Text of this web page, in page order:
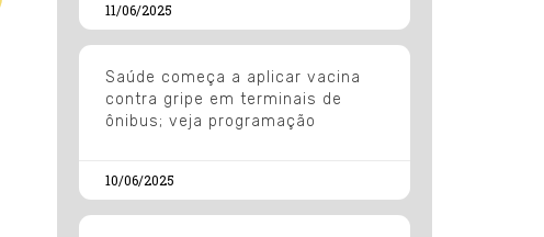
11/06/2025
Saúde começa a aplicar vacina
contra gripe em terminais de
ônibus; veja programação
10/06/2025